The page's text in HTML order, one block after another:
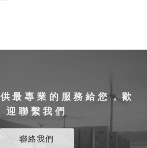
最專業的服務給您，歡
迎聯繫我們
聯絡我們